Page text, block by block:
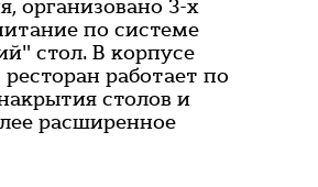
организовано 3-х
по системе
стол. В корпусе
работает по
столов и
расширенное